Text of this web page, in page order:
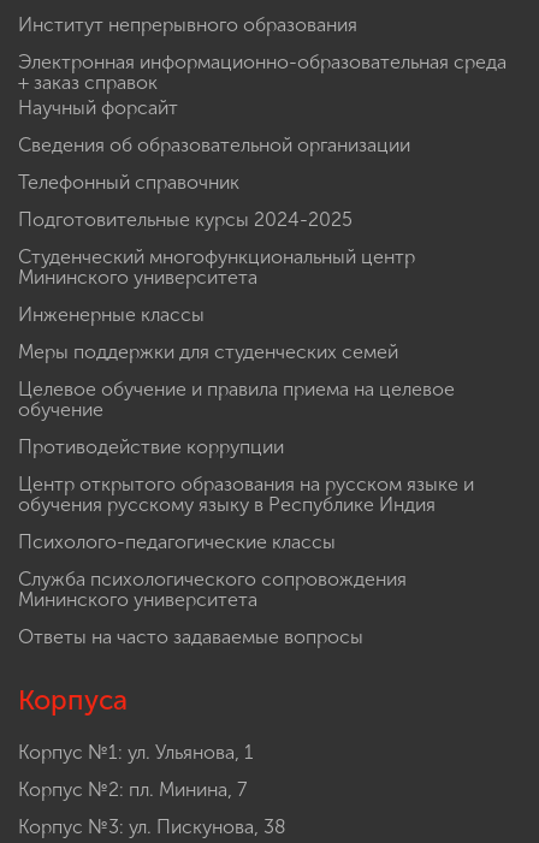
Институт непрерывного образования
Электронная информационно-образовательная среда
+ заказ справок
Научный форсайт
Сведения об образовательной организации
Телефонный справочник
Подготовительные курсы 2024-2025
Студенческий многофункциональный центр
Мининского университета
Инженерные классы
Меры поддержки для студенческих семей
Целевое обучение и правила приема на целевое
обучение
Противодействие коррупции
Центр открытого образования на русском языке и
обучения русскому языку в Республике Индия
Психолого-педагогические классы
Служба психологического сопровождения
Мининского университета
Ответы на часто задаваемые вопросы
Корпуса
Корпус №1: ул. Ульянова, 1
Корпус №2: пл. Минина, 7
Корпус №3: ул. Пискунова, 38